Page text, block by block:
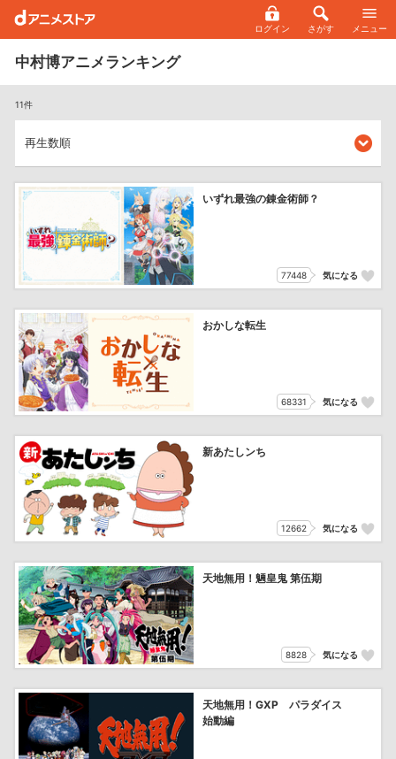
ログイン さがす メニュー
中村博アニメランキング
11件
いずれ最強の錬金術師？
77448 気になる
おかしな転生
68331 気になる
新あたしンち
12662 気になる
天地無用！魎皇鬼 第伍期
8828 気になる
天地無用！GXP パラダイス
始動編